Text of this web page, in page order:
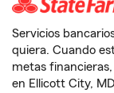
Servicios
quiera. Cuando
metas
en Ellicott City,